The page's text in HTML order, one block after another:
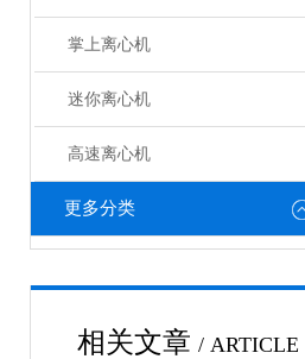
掌上离心机
迷你离心机
高速离心机
更多分类
相关文章 / ARTICLE